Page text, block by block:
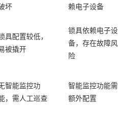
坏
赖电子设备
具配置较低，
被撬开
锁具依赖电子设
备，存在故障风
险
智能监控功
，需人工巡查
智能监控功能需
额外配置